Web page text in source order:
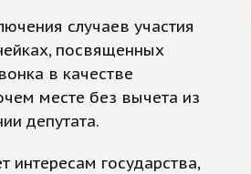
случаев участия
посвященных
в качестве
месте без вычета из
депутата.
интересам государства,